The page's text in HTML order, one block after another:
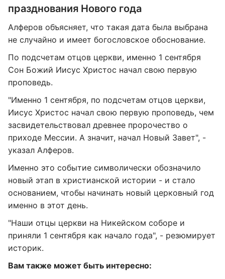
празднования Нового года
Алферов объясняет, что такая дата была выбрана
не случайно и имеет богословское обоснование.
По подсчетам отцов церкви, именно 1 сентября
Сон Божий Иисус Христос начал свою первую
проповедь.
"Именно 1 сентября, по подсчетам отцов церкви,
Иисус Христос начал свою первую проповедь, чем
засвидетельствовал древнее пророчество о
приходе Мессии. А значит, начал Новый Завет", -
указал Алферов.
Именно это событие символически обозначило
новый этап в христианской истории - и стало
основанием, чтобы начинать новый церковный год
именно в этот день.
"Наши отцы церкви на Никейском соборе и
приняли 1 сентября как начало года", - резюмирует
историк.
Вам также может быть интересно: